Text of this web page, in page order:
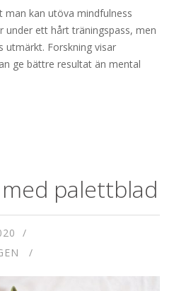
kan utöva mindfulness
under ett hårt träningspass, men
utmärkt. Forskning visar
ge bättre resultat än mental
palettblad